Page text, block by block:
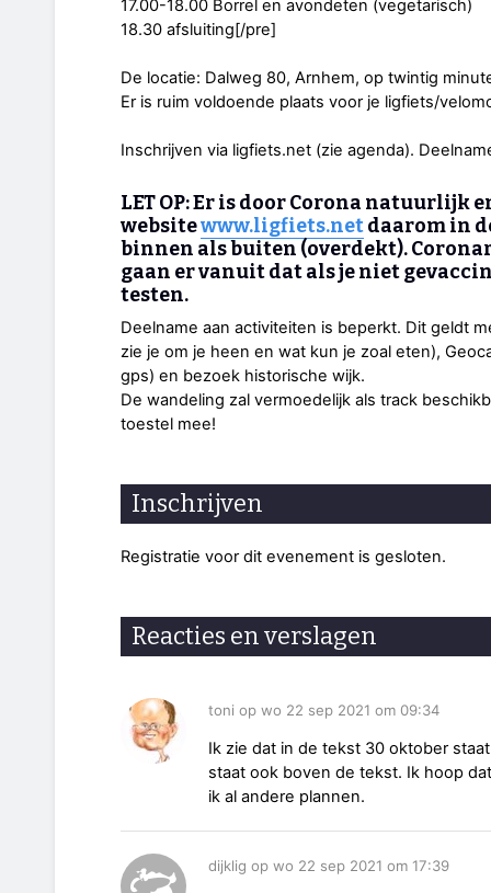
17.00-18.00 Borrel en avondeten (vegetarisch)
18.30 afsluiting[/pre]
De locatie: Dalweg 80, Arnhem, op twintig
Er is ruim voldoende plaats voor je ligfiets/
Inschrijven via ligfiets.net (zie agenda).
LET OP: Er is door Corona natuurlijk
websitewww.ligfiets.netdaarom in
binnen als buiten (overdekt).
gaan er vanuit dat als je niet
testen.
Deelname aan activiteiten is beperkt. Dit geldt
zie je om je heen en wat kun je zoal eten),
gps) en bezoek historische wijk.
De wandeling zal vermoedelijk als track
toestel mee!
Inschrijven
Registratie voor dit evenement is gesloten.
Reacties en verslagen
toni op wo 22 sep 2021 om 09:34
Ik zie dat in de tekst 30 oktober
staat ook boven de tekst. Ik hoop
ik al andere plannen.
dijklig op wo 22 sep 2021 om 17:39